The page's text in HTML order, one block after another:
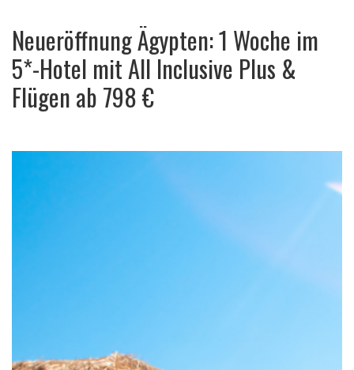
Neueröffnung Ägypten: 1 Woche im
5*-Hotel mit All Inclusive Plus &
Flügen ab 798 €